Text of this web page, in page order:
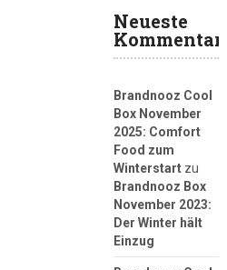
Neueste
Brandnooz Cool
Box November
2025: Comfort
Food zum
Winterstartzu
Brandnooz Box
November 2023:
Der Winter hält
Einzug